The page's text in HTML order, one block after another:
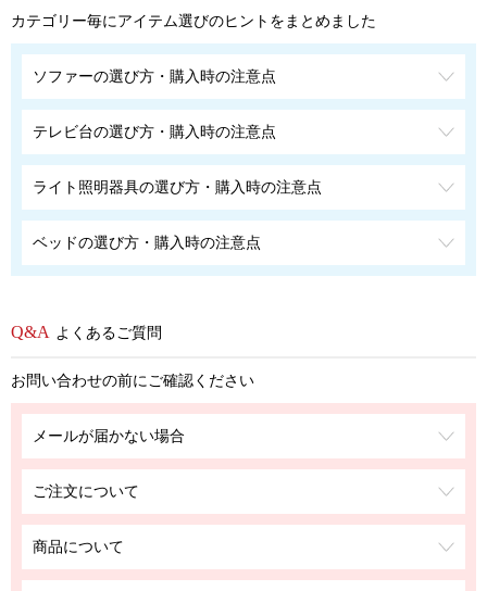
カテゴリー毎にアイテム選びのヒントをまとめました
ソファーの選び方・購入時の注意点
テレビ台の選び方・購入時の注意点
ライト照明器具の選び方・購入時の注意点
ベッドの選び方・購入時の注意点
よくあるご質問
お問い合わせの前にご確認ください
メールが届かない場合
ご注文について
商品について